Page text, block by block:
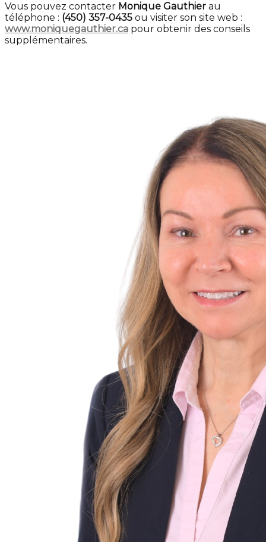
Vous pouvez contacter Monique Gauthier au
téléphone : (450) 357-0435 ou visiter son site web :
www.moniquegauthier.ca pour obtenir des conseils
supplémentaires.